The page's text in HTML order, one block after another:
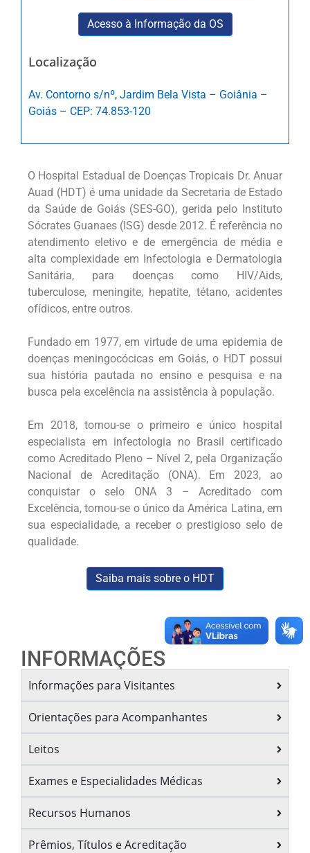
Acesso à Informação da OS
Localização
Av. Contorno s/nº, Jardim Bela Vista – Goiânia –
Goiás – CEP: 74.853-120
O Hospital Estadual de Doenças Tropicais Dr. Anuar
Auad (HDT) é uma unidade da Secretaria de Estado
da Saúde de Goiás (SES-GO), gerida pelo Instituto
Sócrates Guanaes (ISG) desde 2012. É referência no
atendimento eletivo e de emergência de média e
alta complexidade em Infectologia e Dermatologia
Sanitária, para doenças como HIV/Aids,
tuberculose, meningite, hepatite, tétano, acidentes
ofídicos, entre outros.
Fundado em 1977, em virtude de uma epidemia de
doenças meningocócicas em Goiás, o HDT possui
sua história pautada no ensino e pesquisa e na
busca pela excelência na assistência à população.
Em 2018, tornou-se o primeiro e único hospital
especialista em infectologia no Brasil certificado
como Acreditado Pleno – Nível 2, pela Organização
Nacional de Acreditação (ONA). Em 2023, ao
conquistar o selo ONA 3 – Acreditado com
Excelência, tornou-se o único da América Latina, em
sua especialidade, a receber o prestigioso selo de
qualidade.
Saiba mais sobre o HDT
INFORMAÇÕES
Informações para Visitantes
Orientações para Acompanhantes
Leitos
Exames e Especialidades Médicas
Recursos Humanos
Prêmios, Títulos e Acreditação